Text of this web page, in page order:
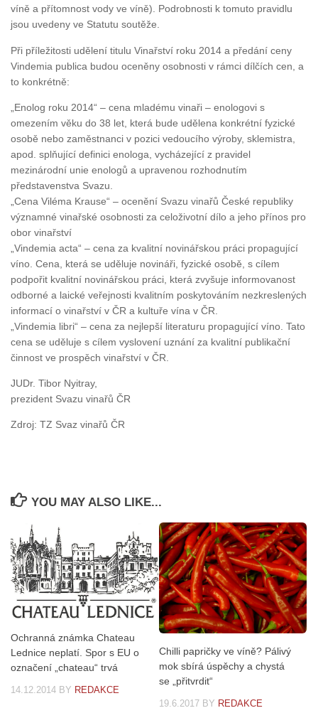
víně a přítomnost vody ve víně). Podrobnosti k tomuto pravidlu
jsou uvedeny ve Statutu soutěže.
Při příležitosti udělení titulu Vinařství roku 2014 a předání ceny
Vindemia publica budou oceněny osobnosti v rámci dílčích cen, a
to konkrétně:
„Enolog roku 2014“ – cena mladému vinaři – enologovi s
omezením věku do 38 let, která bude udělena konkrétní fyzické
osobě nebo zaměstnanci v pozici vedoucího výroby, sklemistra,
apod. splňující definici enologa, vycházející z pravidel
mezinárodní unie enologů a upravenou rozhodnutím
představenstva Svazu.
„Cena Viléma Krause“ – ocenění Svazu vinařů České republiky
významné vinařské osobnosti za celoživotní dílo a jeho přínos pro
obor vinařství
„Vindemia acta“ – cena za kvalitní novinářskou práci propagující
víno. Cena, která se uděluje novináři, fyzické osobě, s cílem
podpořit kvalitní novinářskou práci, která zvyšuje informovanost
odborné a laické veřejnosti kvalitním poskytováním nezkreslených
informací o vinařství v ČR a kultuře vína v ČR.
„Vindemia libri“ – cena za nejlepší literaturu propagující víno. Tato
cena se uděluje s cílem vyslovení uznání za kvalitní publikační
činnost ve prospěch vinařství v ČR.
JUDr. Tibor Nyitray,
prezident Svazu vinařů ČR
Zdroj: TZ Svaz vinařů ČR
YOU MAY ALSO LIKE...
Ochranná známka Chateau
Lednice neplatí. Spor s EU o
označení „chateau“ trvá
14.12.2014 BY REDAKCE
Chilli papričky ve víně? Pálivý
mok sbírá úspěchy a chystá
se „přitvrdit“
19.6.2017 BY REDAKCE